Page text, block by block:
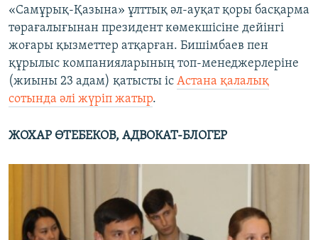
«Самұрық-Қазына» ұлттық әл-ауқат қоры басқарма
төрағалығынан президент көмекшісіне дейінгі
жоғары қызметтер атқарған. Бишімбаев пен
құрылыс компанияларының топ-менеджерлеріне
(жиыны 23 адам) қатысты іс Астана қалалық
сотында әлі жүріп жатыр.
ЖОХАР ӨТЕБЕКОВ, АДВОКАТ-БЛОГЕР